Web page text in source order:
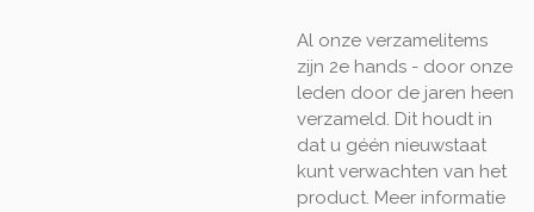
Al onze verzamelitems
zijn 2e hands - door onze
leden door de jaren heen
verzameld. Dit houdt in
dat u géén nieuwstaat
kunt verwachten van het
product. Meer informatie